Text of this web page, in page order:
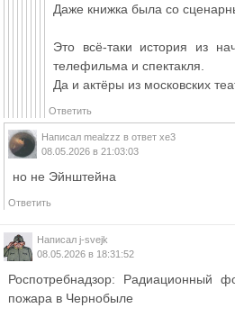
Даже книжка была со
Это всё-таки история из
телефильма и спектакля.
Да и актёры из московских
Ответить
Написал mealzzz в ответ xe3
08.05.2026 в 21:03:03
но не Эйнштейна
Ответить
Написал j-svejk
08.05.2026 в 18:31:52
Роспотребнадзор: Радиационный
пожара в Чернобыле